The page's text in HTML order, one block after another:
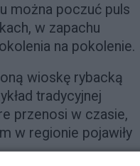
można poczuć puls
w zapachu
na pokolenie.
wioskę rybacką
tradycyjnej
przenosi w czasie,
w regionie pojawiły